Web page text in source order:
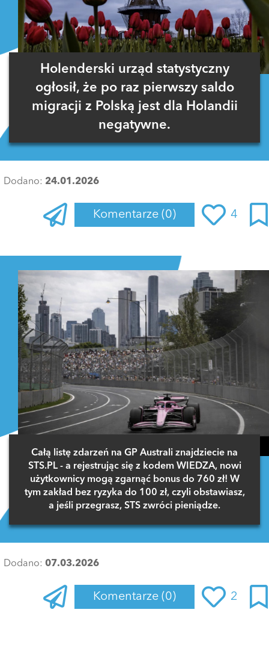
Holenderski urząd statystyczny
ogłosił, że po raz pierwszy saldo
migracji z Polską jest dla Holandii
negatywne.
Dodano: 24.01.2026
Komentarze (0) 4
Całą listę zdarzeń na GP Australi znajdziecie na
STS.PL - a rejestrując się z kodem WIEDZA, nowi
użytkownicy mogą zgarnąć bonus do 760 zł! W
tym zakład bez ryzyka do 100 zł, czyli obstawiasz,
a jeśli przegrasz, STS zwróci pieniądze.
Dodano: 07.03.2026
Komentarze (0) 2